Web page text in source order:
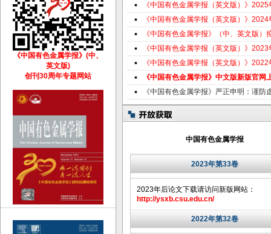
《中国有色金属学报（英文版）》
《中国有色金属学报（英文版）》
《中国有色金属学报》（中、英文版
《中国有色金属学报（英文版）》
《中国有色金属学报（英文版）》
《中国有色金属学报》中文版新版官网
《中国有色金属学报》严正申明：谨防
中国有色金属学报
2023年第33卷
2023年后论文下载请访问新版网站：
http://ysxb.csu.edu.cn/
2022年第32卷
《中国有色金属学报》(中、
英文版)
创刊30周年专题网站